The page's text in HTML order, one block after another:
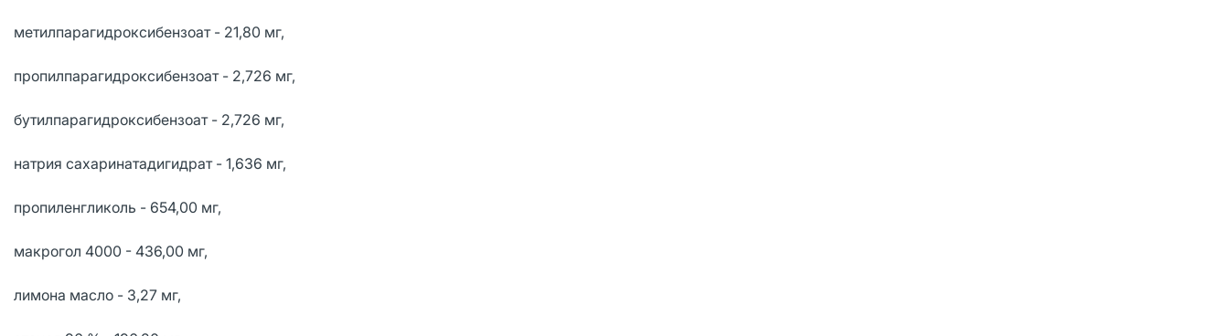
метилпарагидроксибензоат - 21,80 мг,
пропилпарагидроксибензоат - 2,726 мг,
бутилпарагидроксибензоат - 2,726 мг,
натрия сахаринатадигидрат - 1,636 мг,
пропиленгликоль - 654,00 мг,
макрогол 4000 - 436,00 мг,
лимона масло - 3,27 мг,